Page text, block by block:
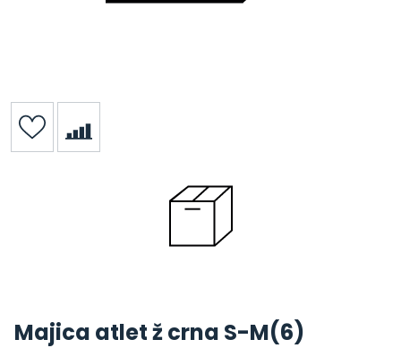
Majica atlet ž crna S-M(6)